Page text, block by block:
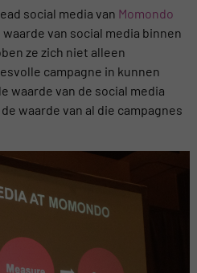
social media van Momondo
van social media binnen
ze zich niet alleen
campagne in kunnen
waarde van de social media
waarde van al die campagnes